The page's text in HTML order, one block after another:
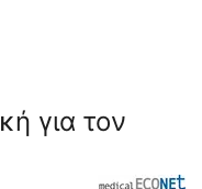
για τον